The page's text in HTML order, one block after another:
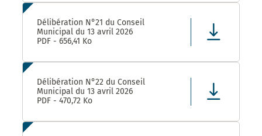
Délibération N°21 du Conseil
Municipal du 13 avril 2026
PDF - 656,41 Ko
Délibération N°22 du Conseil
Municipal du 13 avril 2026
PDF - 470,72 Ko